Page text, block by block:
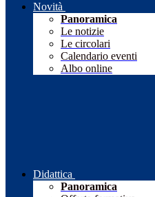
Novità
Panoramica
Le notizie
Le circolari
Calendario eventi
Albo online
Didattica
Panoramica